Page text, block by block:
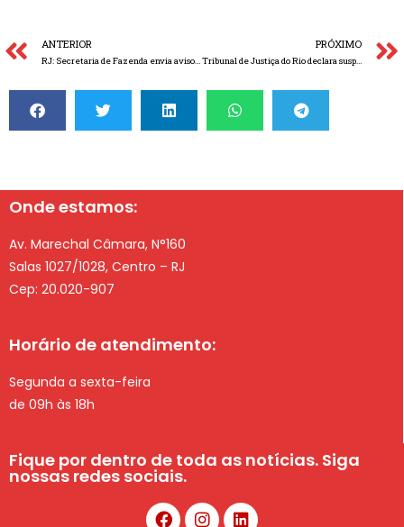
ANTERIOR
RJ: Secretaria de Fazenda envia avisos amigáveis para regularização de contribuintes
PRÓXIMO
Tribunal de Justiça do Rio declara suspensão da ST de produtos fabricados fora do Estado inconstitucional.
Onde estamos:
Av. Marechal Câmara, N°160
Salas 1027/1028, Centro – RJ
Cep: 20.020-907
Horário de atendimento:
Segunda a sexta-feira
de 09h às 18h
Fique por dentro de toda as notícias. Siga
nossas redes sociais.